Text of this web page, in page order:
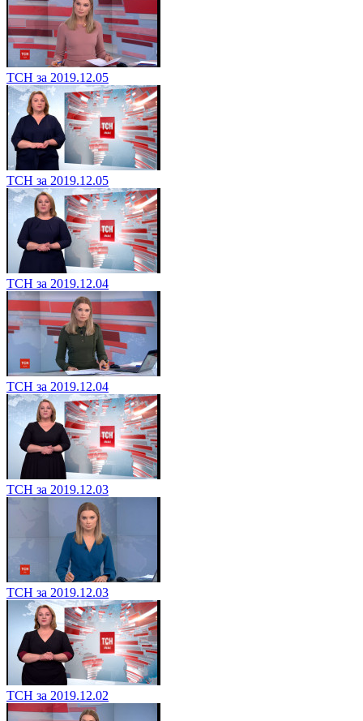
ТСН за 2019.12.05
ТСН за 2019.12.05
ТСН за 2019.12.04
ТСН за 2019.12.04
ТСН за 2019.12.03
ТСН за 2019.12.03
ТСН за 2019.12.02